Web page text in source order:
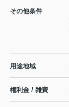
その他条件
用途地域
権利金 / 雑費